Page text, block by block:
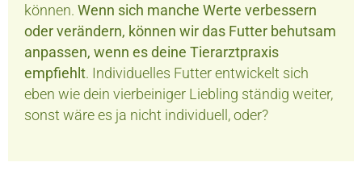
können. Wenn sich manche Werte verbessern
oder verändern, können wir das Futter behutsam
anpassen, wenn es deine Tierarztpraxis
empfiehlt. Individuelles Futter entwickelt sich
eben wie dein vierbeiniger Liebling ständig weiter,
sonst wäre es ja nicht individuell, oder?